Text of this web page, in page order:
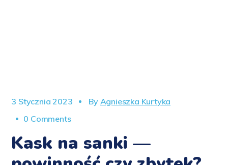
3 Stycznia 2023 By Agnieszka Kurtyka
0 Comments
Kask na sanki —